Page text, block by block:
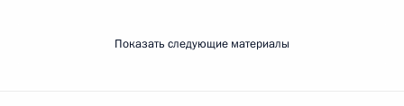
Показать следующие материалы